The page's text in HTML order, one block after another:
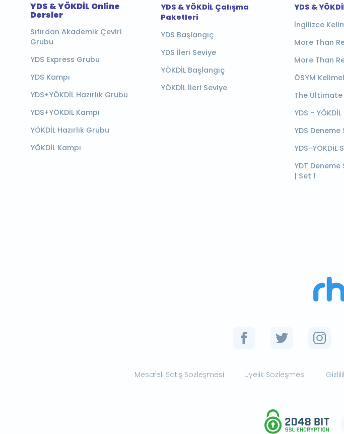
YDS & YÖKDİL Online
Dersler
Sıfırdan Akademik Çeviri
Grubu
YDS Express Grubu
YDS Kampı
YDS+YÖKDİL Hazırlık Grubu
YDS+YÖKDİL Kampı
YÖKDİL Hazırlık Grubu
YÖKDİL Kampı
YDS & YÖKDİL Çalışma
Paketleri
YDS Başlangıç
YDS İleri Seviye
YÖKDİL Başlangıç
YÖKDİL İleri Seviye
YDS &
İngilizce
More Than
More Than
ÖSYM
The
YDS -
YDS Deneme
YDS-YÖKDİL
YDT Deneme
| Set 1
Mesafeli Satış Sözleşmesi Üyelik Sözleşmesi